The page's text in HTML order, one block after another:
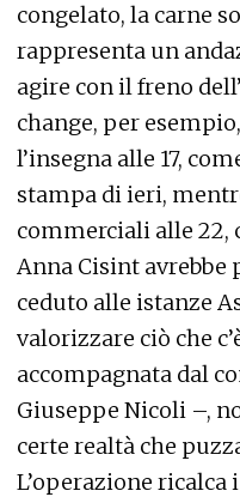
congelato, la carne
rappresenta un
agire con il freno
change, per
l’insegna alle 17,
stampa di ieri,
commerciali alle 22,
Anna Cisint avrebbe
ceduto alle istanze
valorizzare ciò che
accompagnata dal
Giuseppe Nicoli –,
certe realtà che
L’operazione